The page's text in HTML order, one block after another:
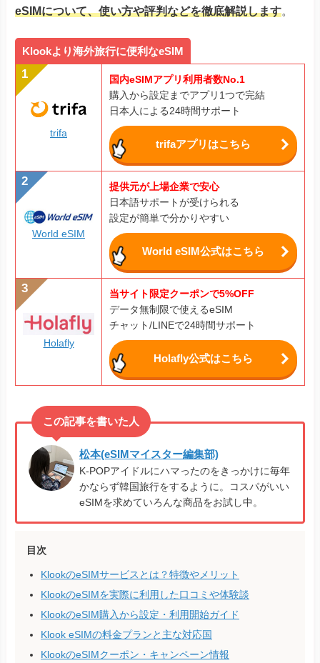
eSIMについて、使い方や評判などを徹底解説します。
Klookより海外旅行に便利なeSIM
trifa
国内eSIMアプリ利用者数No.1
購入から設定までアプリ1つで完結
日本人による24時間サポート
trifaアプリはこちら
World eSIM
提供元が上場企業で安心
日本語サポートが受けられる
設定が簡単で分かりやすい
World eSIM公式はこちら
Holafly
当サイト限定クーポンで5%OFF
データ無制限で使えるeSIM
チャット/LINEで24時間サポート
Holafly公式はこちら
松本(eSIMマイスター編集部)
K-POPアイドルにハマったのをきっかけに毎年
かならず韓国旅行をするように。コスパがいい
eSIMを求めていろんな商品をお試し中。
目次
KlookのeSIMサービスとは？特徴やメリット
KlookのeSIMを実際に利用した口コミや体験談
KlookのeSIM購入から設定・利用開始ガイド
Klook eSIMの料金プランと主な対応国
KlookのeSIMクーポン・キャンペーン情報